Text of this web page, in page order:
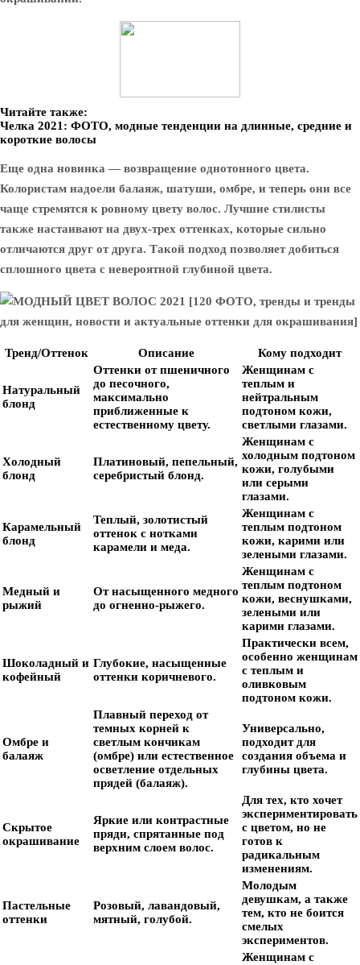
Читайте также:
Челка 2021: ФОТО, модные тенденции на длинные, средние и
короткие волосы
Еще одна новинка — возвращение однотонного цвета.
Колористам надоели балаяж, шатуши, омбре, и теперь они все
чаще стремятся к ровному цвету волос. Лучшие стилисты
также настаивают на двух-трех оттенках, которые сильно
отличаются друг от друга. Такой подход позволяет добиться
сплошного цвета с невероятной глубиной цвета.
Тренд/Оттенок Описание Кому подходит
Натуральный
блонд
Оттенки от пшеничного
до песочного,
максимально
приближенные к
естественному цвету.
Женщинам с
теплым и
нейтральным
подтоном кожи,
светлыми глазами.
Холодный
блонд
Платиновый, пепельный,
серебристый блонд.
Женщинам с
холодным подтоном
кожи, голубыми
или серыми
глазами.
Карамельный
блонд
Теплый, золотистый
оттенок с нотками
карамели и меда.
Женщинам с
теплым подтоном
кожи, карими или
зелеными глазами.
Медный и
рыжий
От насыщенного медного
до огненно-рыжего.
Женщинам с
теплым подтоном
кожи, веснушками,
зелеными или
карими глазами.
Шоколадный и
кофейный
Глубокие, насыщенные
оттенки коричневого.
Практически всем,
особенно женщинам
с теплым и
оливковым
подтоном кожи.
Омбре и
балаяж
Плавный переход от
темных корней к
светлым кончикам
(омбре) или естественное
осветление отдельных
прядей (балаяж).
Универсально,
подходит для
создания объема и
глубины цвета.
Скрытое
окрашивание
Яркие или контрастные
пряди, спрятанные под
верхним слоем волос.
Для тех, кто хочет
экспериментировать
с цветом, но не
готов к
радикальным
изменениям.
Пастельные
оттенки
Розовый, лавандовый,
мятный, голубой.
Молодым
девушкам, а также
тем, кто не боится
смелых
экспериментов.
Женщинам с